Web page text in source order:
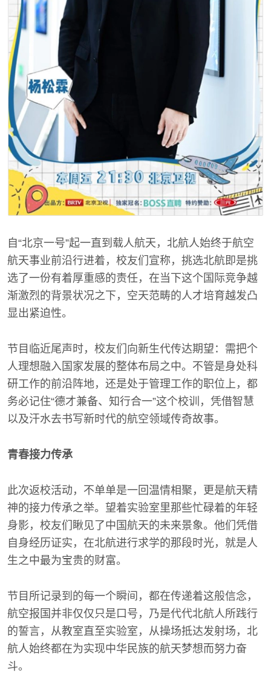
自“北京一号”起一直到载人航天，北航人始终于航空
航天事业前沿行进着，校友们宣称，挑选北航即是挑
选了一份有着厚重感的责任，在当下这个国际竞争越
渐激烈的背景状况之下，空天范畴的人才培育越发凸
显出紧迫性。
节目临近尾声时，校友们向新生代传达期望：需把个
人理想融入国家发展的整体布局之中。不管是身处科
研工作的前沿阵地，还是处于管理工作的职位上，都
务必记住“德才兼备、知行合一”这个校训，凭借智慧
以及汗水去书写新时代的航空领域传奇故事。
青春接力传承
此次返校活动，不单单是一回温情相聚，更是航天精
神的接力传承之举。望着实验室里那些忙碌着的年轻
身影，校友们瞅见了中国航天的未来景象。他们凭借
自身经历证实，在北航进行求学的那段时光，就是人
生之中最为宝贵的财富。
节目所记录到的每一个瞬间，都在传递着这般信念，
航空报国并非仅仅只是口号，乃是代代北航人所践行
的誓言，从教室直至实验室，从操场抵达发射场，北
航人始终都在为实现中华民族的航天梦想而努力奋
斗。